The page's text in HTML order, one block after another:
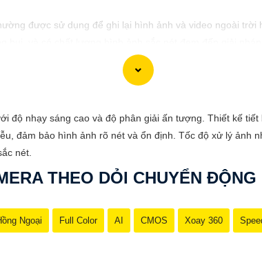
được sử dụng để ghi lại hình ảnh và video ngoài
độ nhạy sáng cao và độ phân giải ấn tượng. Thiết kế
đảm bảo hình ảnh rõ nét và ổn định. Tốc độ xử lý ảnh
nét.
THEO DỎI CHUYỂN ĐỘNG
Ngoại Full Color AI CMOS Xoay 360